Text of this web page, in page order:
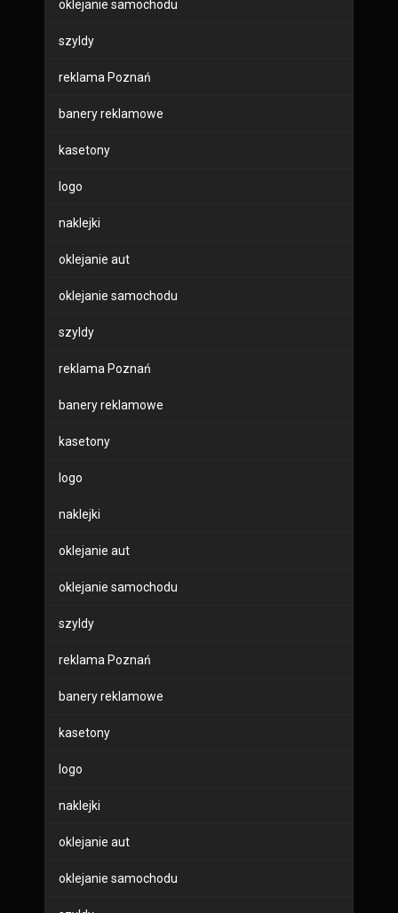
oklejanie samochodu
szyldy
reklama Poznań
banery reklamowe
kasetony
logo
naklejki
oklejanie aut
oklejanie samochodu
szyldy
reklama Poznań
banery reklamowe
kasetony
logo
naklejki
oklejanie aut
oklejanie samochodu
szyldy
reklama Poznań
banery reklamowe
kasetony
logo
naklejki
oklejanie aut
oklejanie samochodu